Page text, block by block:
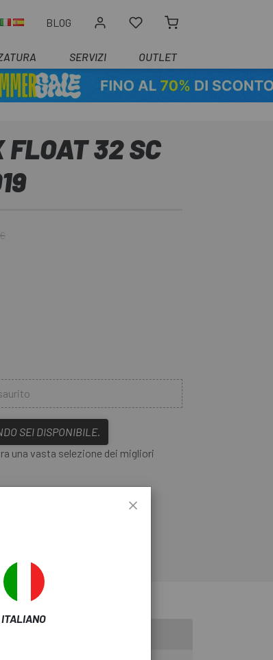
BLOG
SERVIZI OUTLET
FLOAT 32 SC
SEI DISPONIBILE.
una vasta selezione dei migliori
che funzioni in una vasta gamma
capace per terreni impegnativi
ITALIANO